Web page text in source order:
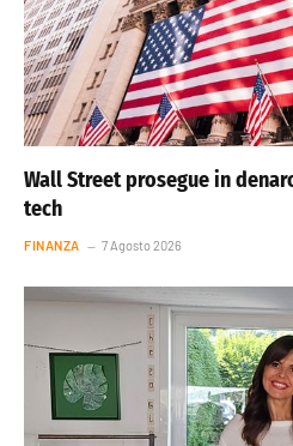
Wall Street prosegue in
tech
FINANZA 7 Agosto 2026